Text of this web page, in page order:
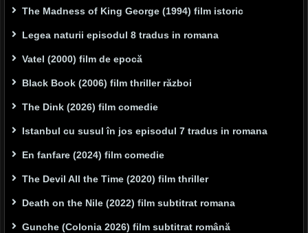
The Madness of King George (1994) film istoric
Legea naturii episodul 8 tradus in romana
Vatel (2000) film de epocă
Black Book (2006) film thriller război
The Dink (2026) film comedie
Istanbul cu susul în jos episodul 7 tradus in romana
En fanfare (2024) film comedie
The Devil All the Time (2020) film thriller
Death on the Nile (2022) film subtitrat romana
Gunche (Colonia 2026) film subtitrat română